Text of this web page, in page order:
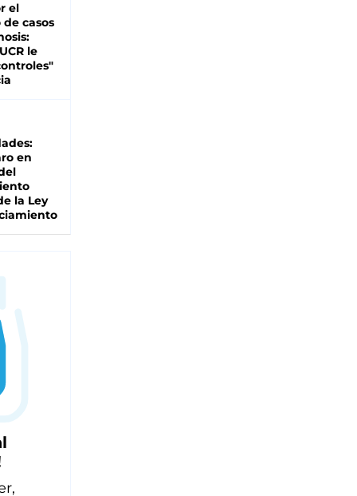
el
casos
le
en
la Ley